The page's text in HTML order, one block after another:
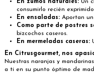
En zumos naturales: Un
consumirlo recién
En ensaladas: Aportan
Como parte de postres
bizcochos caseros.
En mermeladas caseras:
En Citrusgourmet, nos
Nuestras naranjas y
a ti en su punto óptimo de